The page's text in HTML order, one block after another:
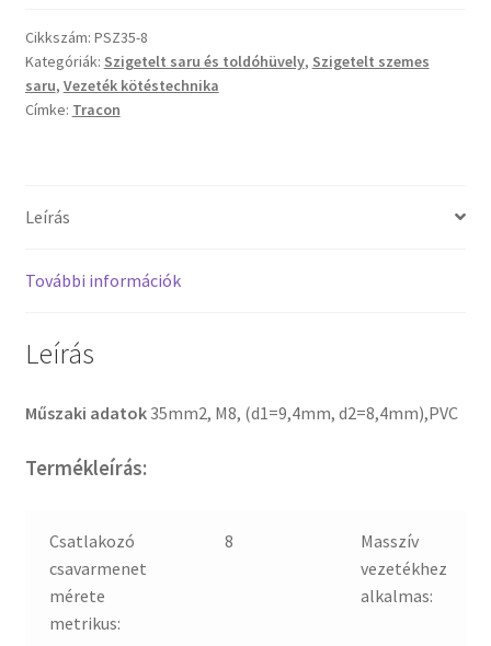
Cikkszám: PSZ35-8
Kategóriák: Szigetelt saru és toldóhüvely, Szigetelt szemes
saru, Vezeték kötéstechnika
Címke: Tracon
Leírás
További információk
Leírás
Műszaki adatok35mm2, M8, (d1=9,4mm, d2=8,4mm),PVC
Termékleírás:
Csatlakozó
csavarmenet
mérete
metrikus:
8
Masszív
vezetékhez
alkalmas: